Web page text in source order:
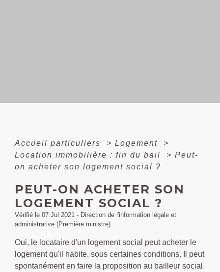
Accueil particuliers > Logement
>
Location immobilière : fin du bail
> Peut-
on acheter son logement social ?
PEUT-ON ACHETER SON
LOGEMENT SOCIAL ?
Vérifié le 07 Jul 2021 - Direction de l'information légale et
administrative (Première ministre)
Oui, le locataire d'un logement social peut acheter le
logement qu'il habite, sous certaines conditions. Il peut
spontanément en faire la proposition au bailleur social.